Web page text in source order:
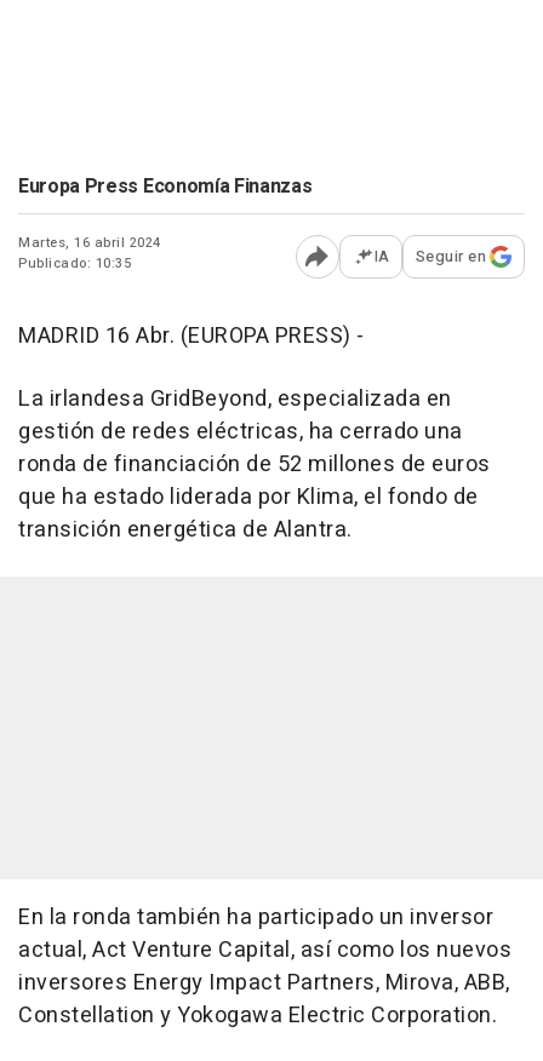
Europa Press Economía Finanzas
Martes, 16 abril 2024
Publicado: 10:35
Abrir opciones para
IA Seguir en
MADRID 16 Abr. (EUROPA PRESS) -
La irlandesa GridBeyond, especializada en
gestión de redes eléctricas, ha cerrado una
ronda de financiación de 52 millones de euros
que ha estado liderada por Klima, el fondo de
transición energética de Alantra.
En la ronda también ha participado un inversor
actual, Act Venture Capital, así como los nuevos
inversores Energy Impact Partners, Mirova, ABB,
Constellation y Yokogawa Electric Corporation.